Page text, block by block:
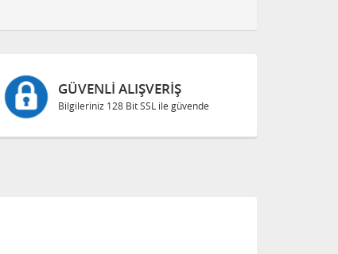
GÜVENLI ALIŞVERIŞ
Bilgileriniz 128 Bit SSL ile güvende